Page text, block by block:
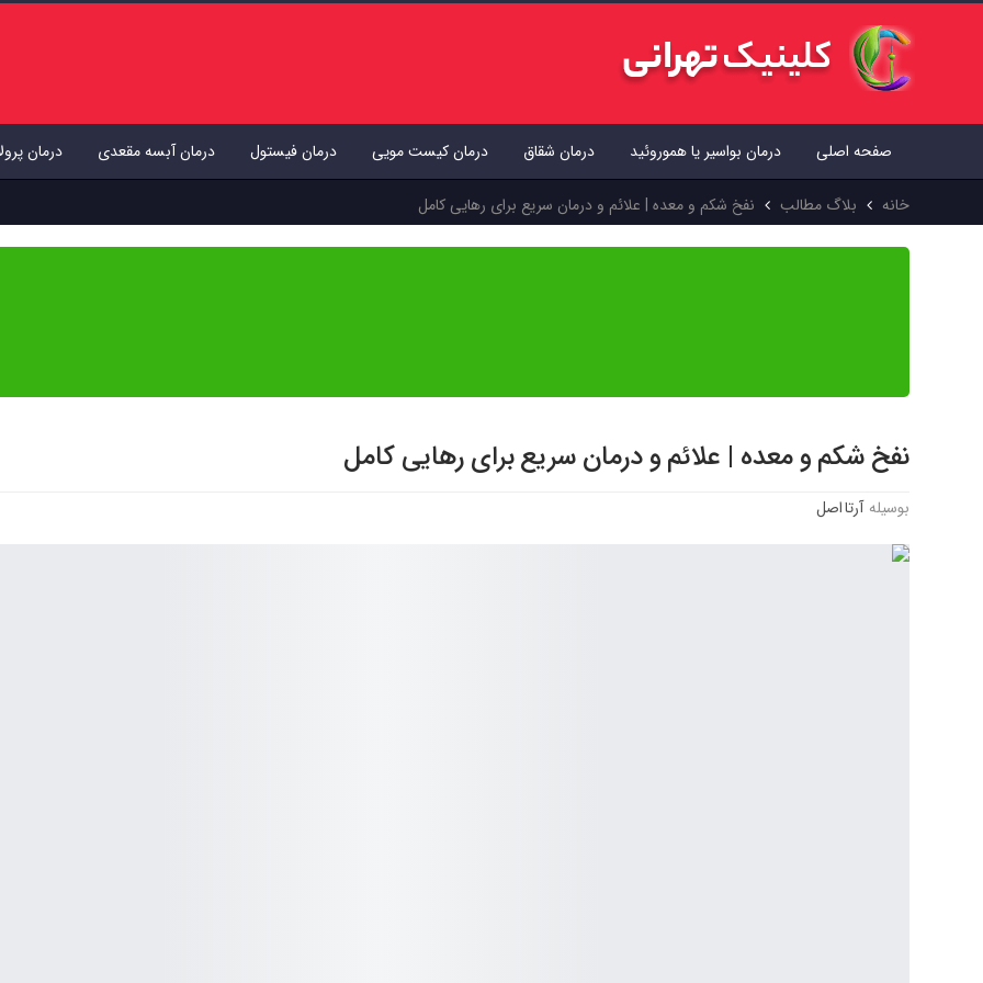
صفحه اصلی درمان بواسیر یا هموروئید درمان شقاق درمان کیست مویی درمان فیستول درمان آبسه مقعدی درمان
خانه بلاگ مطالب نفخ شکم و معده | علائم و درمان سریع برای رهایی کامل
نفخ شکم و معده | علائم و درمان سریع برای رهایی کامل
بوسیله آرتا اصل